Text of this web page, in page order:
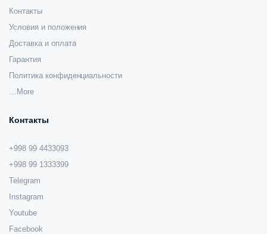
Контакты
Условия и положения
Доставка и оплата
Гарантия
Политика конфиденциальности
…More
Контакты
+998 99 4433093
+998 99 1333399
Telegram
Instagram
Youtube
Facebook